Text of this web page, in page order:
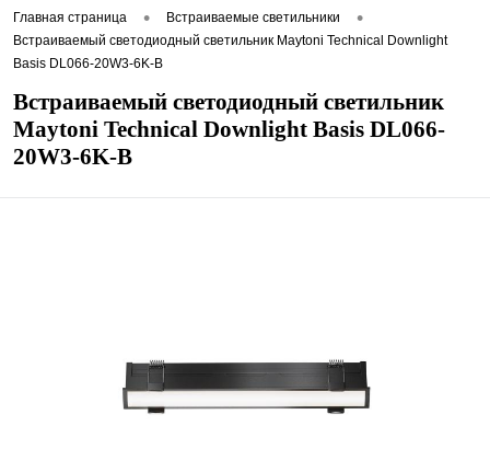
Главная страница • Встраиваемые светильники •
Встраиваемый светодиодный светильник Maytoni Technical Downlight
Basis DL066-20W3-6K-B
Встраиваемый светодиодный светильник
Maytoni Technical Downlight Basis DL066-
20W3-6K-B